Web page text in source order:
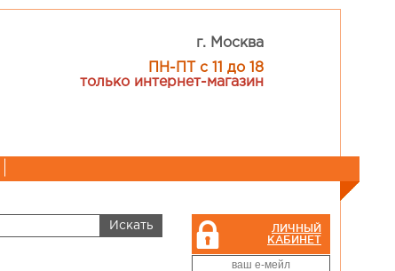
г. Москва
ПН-ПТ с 11 до 18
только интернет-магазин
ЛИЧНЫЙ
КАБИНЕТ